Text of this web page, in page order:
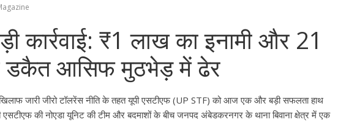
कार्रवाई: ₹1 लाख का इनामी और 21
डकैत आसिफ मुठभेड़ में ढेर
जारी जीरो टॉलरेंस नीति के तहत यूपी एसटीएफ (UP STF) को आज एक और बड़ी सफलता हाथ
की नोएडा यूनिट की टीम और बदमाशों के बीच जनपद अंबेडकरनगर के थाना बिवाना क्षेत्र में एक